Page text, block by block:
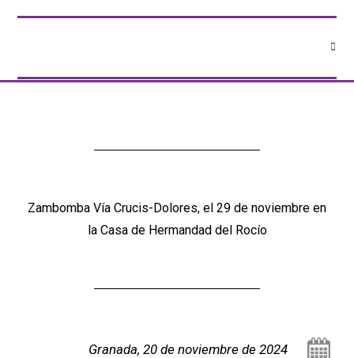
Zambomba Vía Crucis-Dolores, el 29 de noviembre en
la Casa de Hermandad del Rocío
Granada, 20 de noviembre de 2024